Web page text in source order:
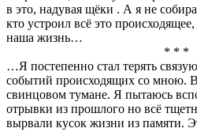
в это, надувая щёки . А я не
кто устроил всё это
наша жизнь…
* * *
…Я постепенно стал терять
событий происходящих со мною.
свинцовом тумане. Я пытаюсь
отрывки из прошлого но всё
вырвали кусок жизни из памяти.